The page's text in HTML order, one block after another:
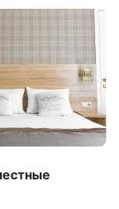
TV, хороший
стиральная
кто приехал на
возраста.